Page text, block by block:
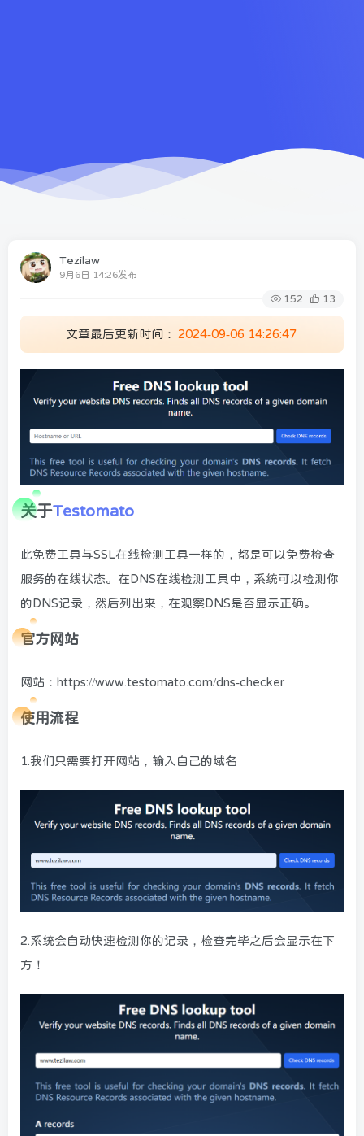
Tezilaw
9月6日 14:26发布
152 13
文章最后更新时间： 2024-09-06 14:26:47
关于Testomato
此免费工具与SSL在线检测工具一样的，都是可以免费检查
服务的在线状态。在DNS在线检测工具中，系统可以检测你
的DNS记录，然后列出来，在观察DNS是否显示正确。
官方网站
网站：https://www.testomato.com/dns-checker
使用流程
1.我们只需要打开网站，输入自己的域名
2.系统会自动快速检测你的记录，检查完毕之后会显示在下
方！